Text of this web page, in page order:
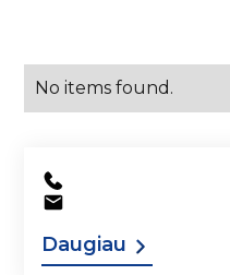
No items found.
Daugiau